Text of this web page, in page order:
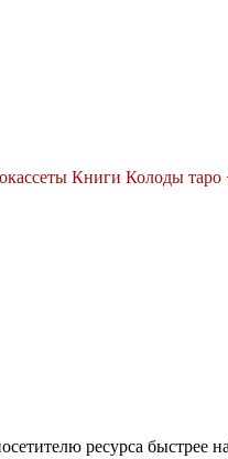
Книги Колоды таро
ресурса быстрее